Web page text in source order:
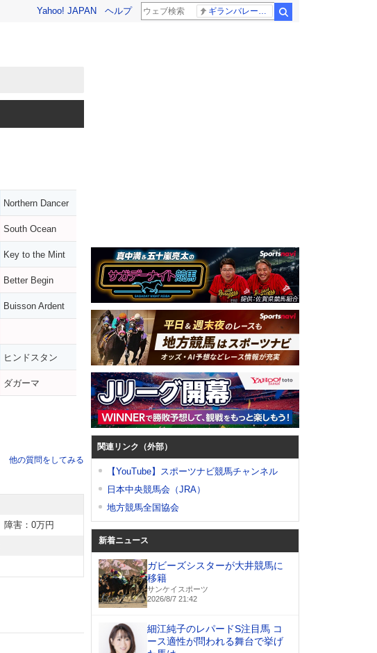
Yahoo! JAPAN ヘルプ
Northern Dancer
South Ocean
Key to the Mint
Better Begin
Buisson Ardent
ヒンドスタン
ダガーマ
他の質問をしてみる
障害：0万円
関連リンク（外部）
【YouTube】スポーツナビ競馬チャンネル
日本中央競馬会（JRA）
地方競馬全国協会
新着ニュース
ガビーズシスターが大井競馬に
移籍
サンケイスポーツ
2026/8/7 21:42
細江純子のレパードS注目馬 コ
ース適性が問われる舞台で挙げ